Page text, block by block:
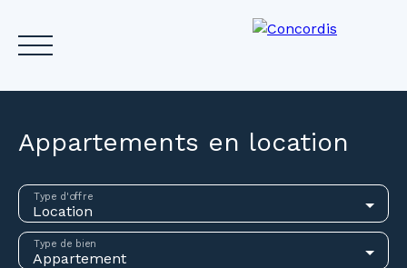
Accueil Acheter
Appartements en location
Location
Type d'offre
Appartement
Type de bien